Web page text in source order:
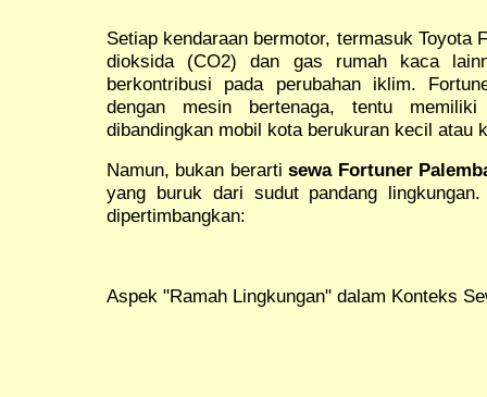
Setiap kendaraan bermotor, termasuk Toyota
dioksida (CO2) dan gas rumah kaca
berkontribusi pada perubahan iklim.
dengan mesin bertenaga, tentu
dibandingkan mobil kota berukuran kecil atau
Namun, bukan berartisewa Fortuner
yang buruk dari sudut pandang
dipertimbangkan:
Aspek "Ramah Lingkungan" dalam Konteks